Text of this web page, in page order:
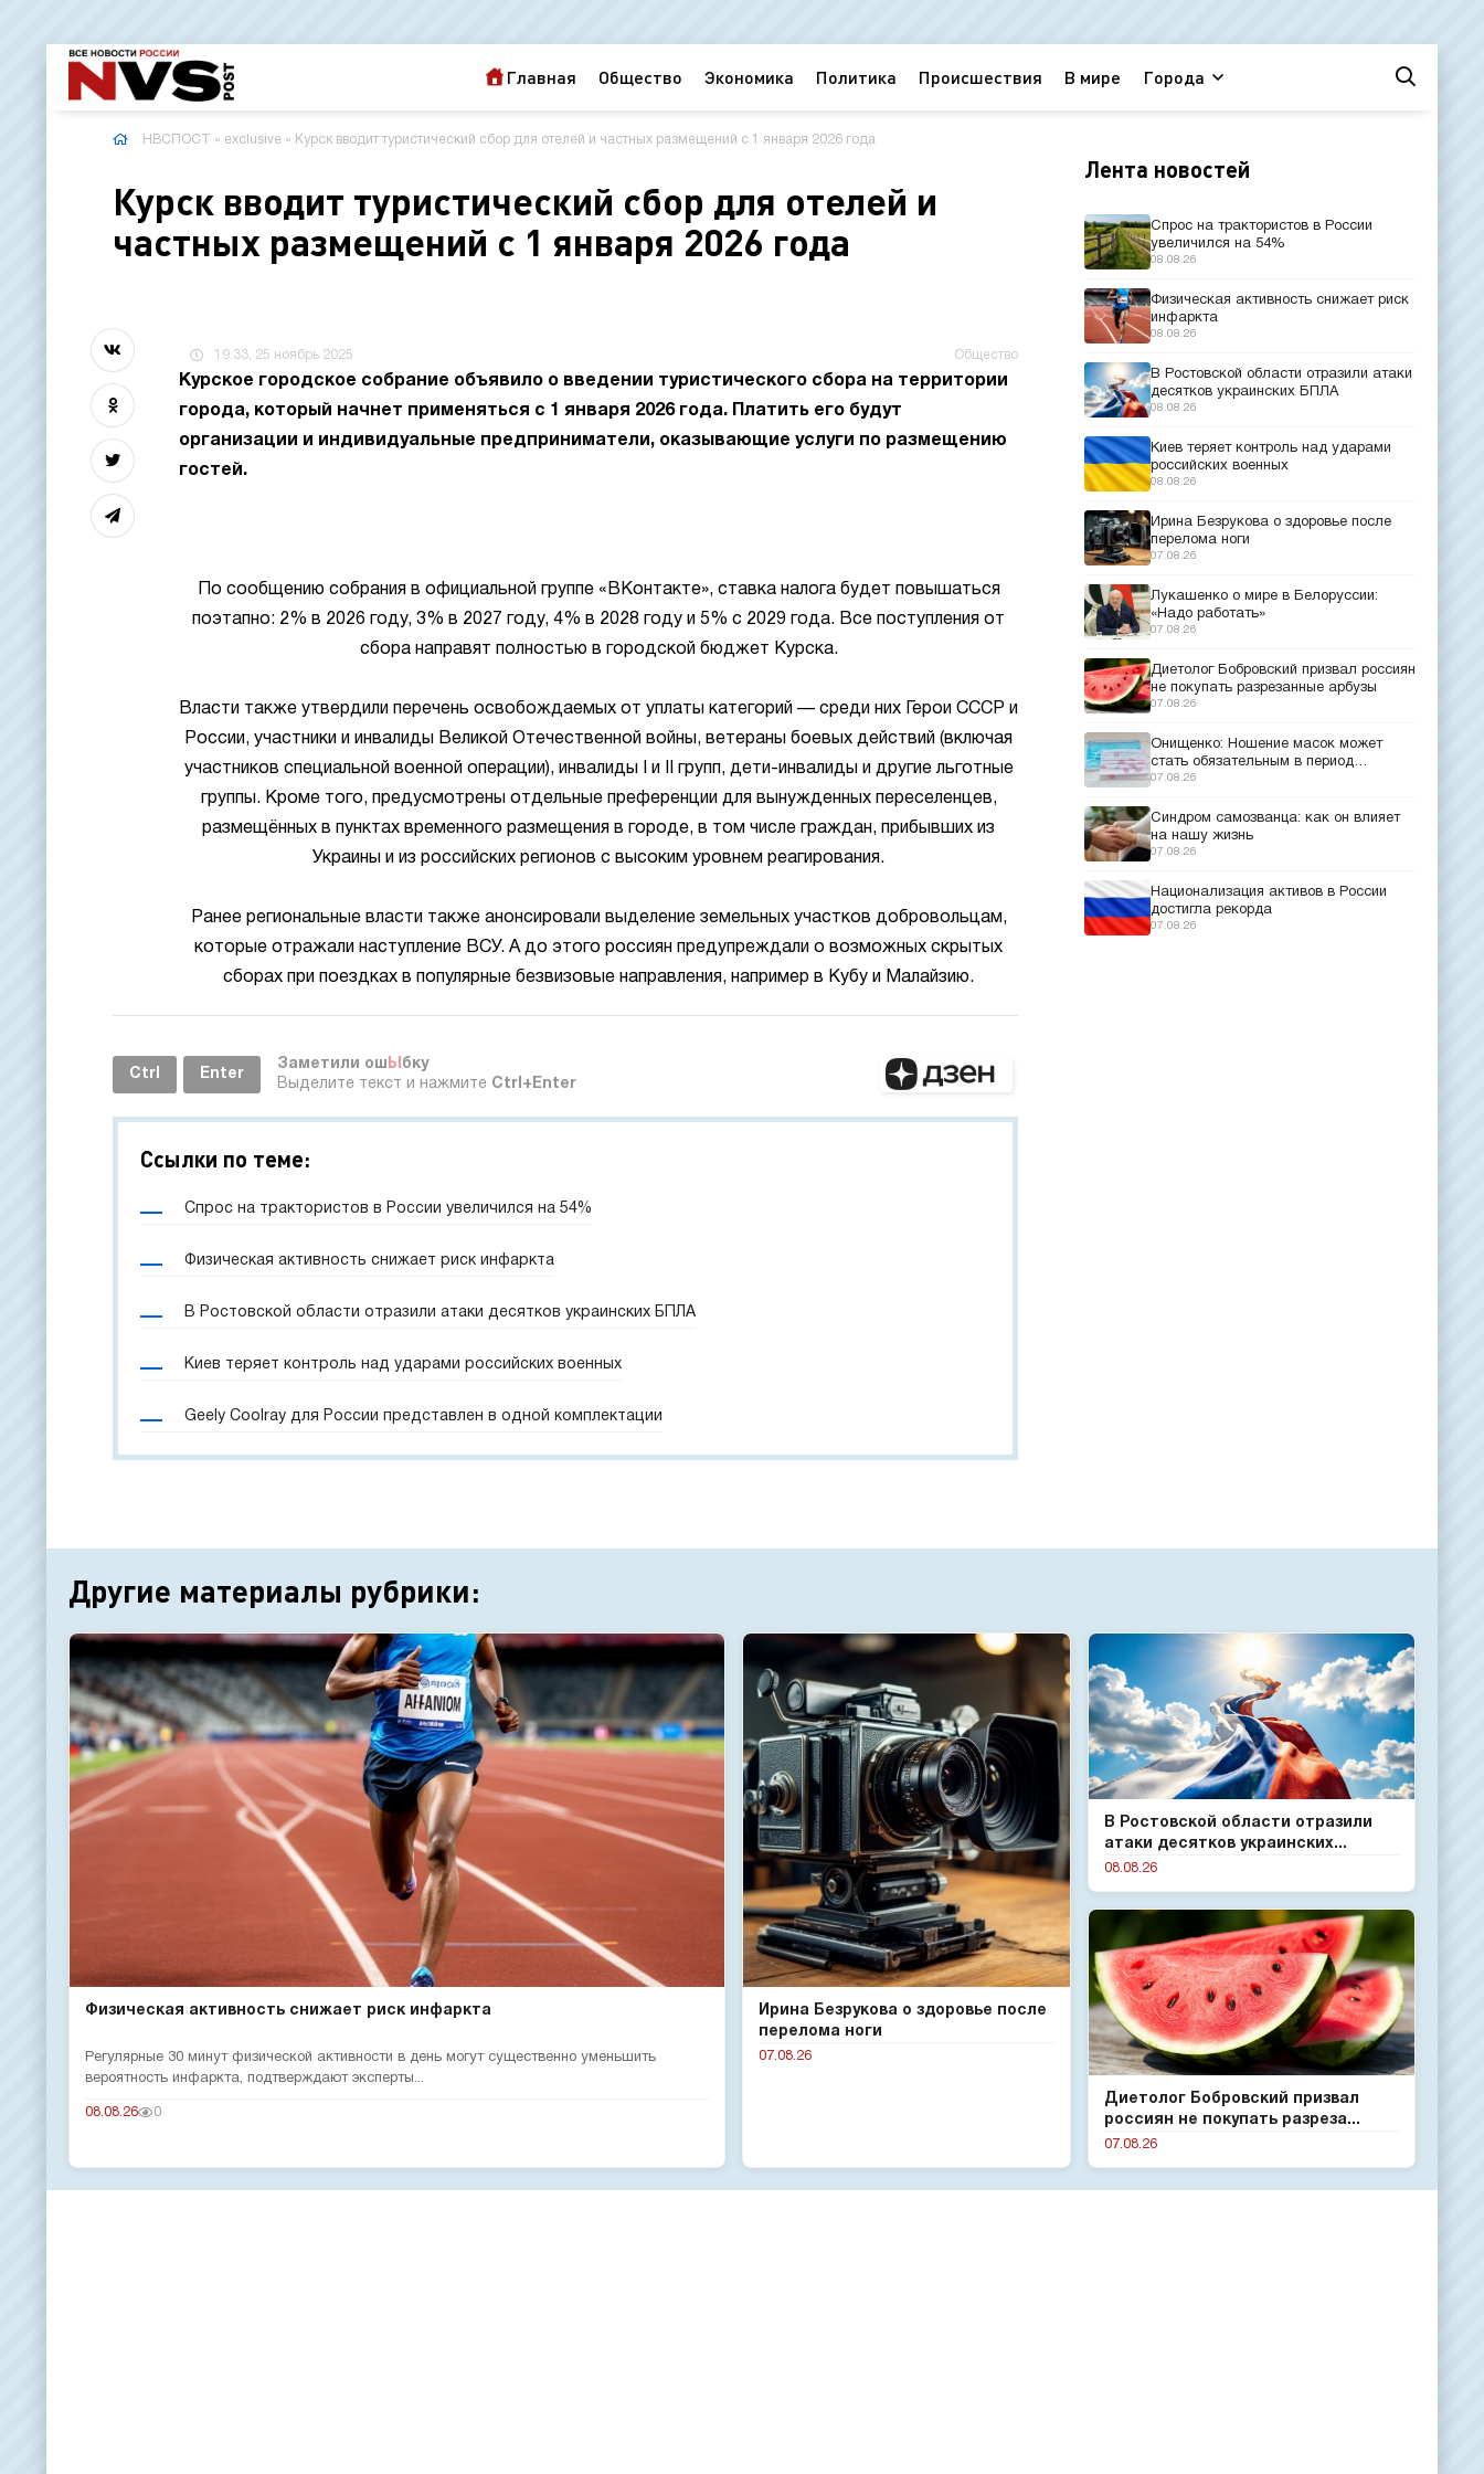
Главная Общество Экономика Политика Происшествия В мире Города
НВСПОСТ » exclusive » Курск вводит туристический сбор для отелей и частных размещений с 1 января 2026 года
Курск вводит туристический сбор для отелей и
частных размещений с 1 января 2026 года
19:33, 25 ноябрь 2025 Общество
Курское городское собрание объявило о введении туристического сбора на территории
города, который начнет применяться с 1 января 2026 года. Платить его будут
организации и индивидуальные предприниматели, оказывающие услуги по размещению
гостей.
По сообщению собрания в официальной группе «ВКонтакте», ставка налога будет повышаться
поэтапно: 2% в 2026 году, 3% в 2027 году, 4% в 2028 году и 5% с 2029 года. Все поступления от
сбора направят полностью в городской бюджет Курска.
Власти также утвердили перечень освобождаемых от уплаты категорий — среди них Герои СССР и
России, участники и инвалиды Великой Отечественной войны, ветераны боевых действий (включая
участников специальной военной операции), инвалиды I и II групп, дети-инвалиды и другие льготные
группы. Кроме того, предусмотрены отдельные преференции для вынужденных переселенцев,
размещённых в пунктах временного размещения в городе, в том числе граждан, прибывших из
Украины и из российских регионов с высоким уровнем реагирования.
Ранее региональные власти также анонсировали выделение земельных участков добровольцам,
которые отражали наступление ВСУ. А до этого россиян предупреждали о возможных скрытых
сборах при поездках в популярные безвизовые направления, например в Кубу и Малайзию.
Ctrl Enter
Заметили ош Ы бку
Выделите текст и нажмите Ctrl+Enter
Ссылки по теме:
Спрос на трактористов в России увеличился на 54%
Физическая активность снижает риск инфаркта
В Ростовской области отразили атаки десятков украинских БПЛА
Киев теряет контроль над ударами российских военных
Geely Coolray для России представлен в одной комплектации
Лента новостей
Спрос на трактористов в России
увеличился на 54%
08.08.26
Физическая активность снижает риск
инфаркта
08.08.26
В Ростовской области отразили атаки
десятков украинских БПЛА
08.08.26
Киев теряет контроль над ударами
российских военных
08.08.26
Ирина Безрукова о здоровье после
перелома ноги
07.08.26
Лукашенко о мире в Белоруссии:
«Надо работать»
07.08.26
Диетолог Бобровский призвал россиян
не покупать разрезанные арбузы
07.08.26
Онищенко: Ношение масок может
стать обязательным в период
эпидемий
07.08.26
Синдром самозванца: как он влияет
на нашу жизнь
07.08.26
Национализация активов в России
достигла рекорда
07.08.26
Другие материалы рубрики:
Физическая активность снижает риск инфаркта
Регулярные 30 минут физической активности в день могут существенно уменьшить
вероятность инфаркта, подтверждают эксперты...
08.08.26 0
В Ростовской области отразили
атаки десятков украинских...
08.08.26
Ирина Безрукова о здоровье после
перелома ноги
07.08.26
Диетолог Бобровский призвал
россиян не покупать разреза...
07.08.26